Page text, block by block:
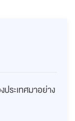
ระเทศมาอย่าง